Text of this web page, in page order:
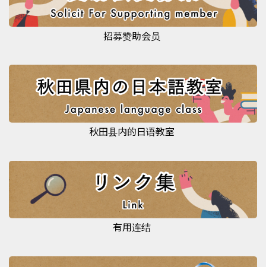
招募赞助会员
秋田县内的日语教室
有用连结